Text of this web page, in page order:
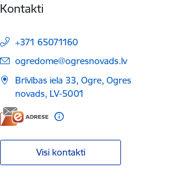
Kontakti
+371 65071160
E-pasts:
ogredome@ogresnovads.lv
Brīvības iela 33, Ogre, Ogres
novads, LV-5001
Visi kontakti